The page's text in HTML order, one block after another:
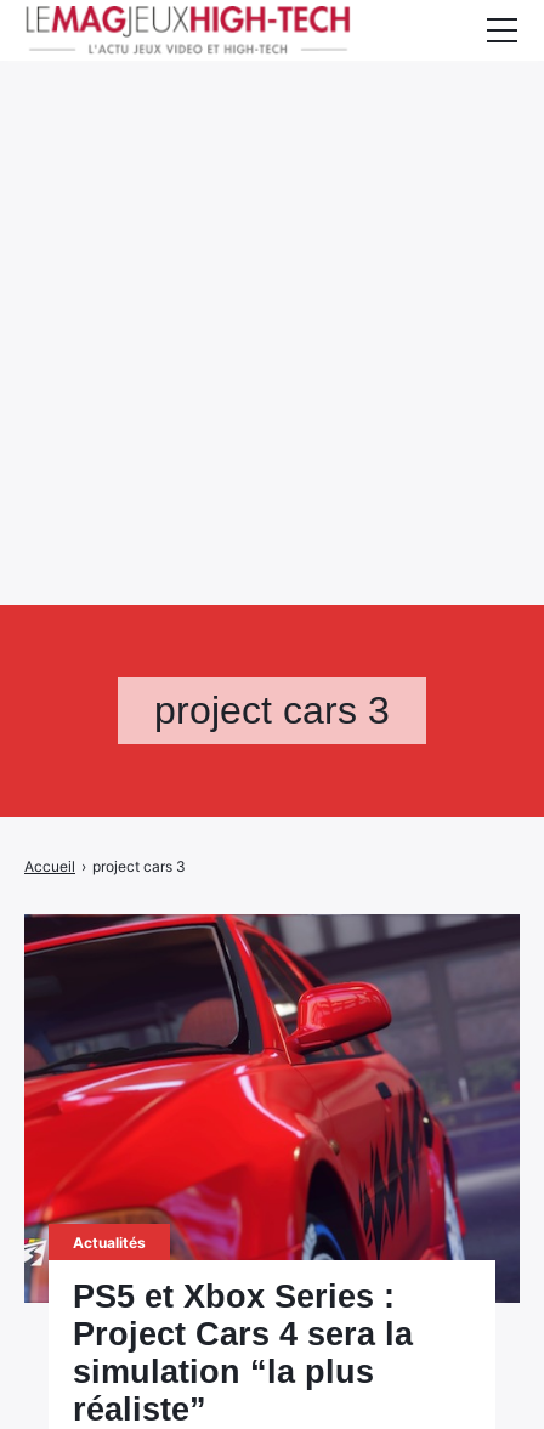
project cars 3
Accueil › project cars 3
Actualités
PS5 et Xbox Series :
Project Cars 4 sera la
simulation “la plus
réaliste”